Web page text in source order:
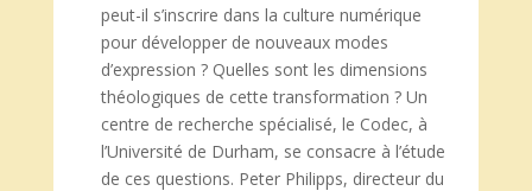
peut-il s’inscrire dans la culture numérique
pour développer de nouveaux modes
d’expression ? Quelles sont les dimensions
théologiques de cette transformation ? Un
centre de recherche spécialisé, le Codec, à
l’Université de Durham, se consacre à l’étude
de ces questions. Peter Philipps, directeur du